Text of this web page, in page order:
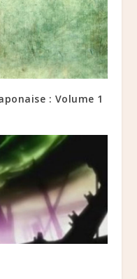
: Volume 1